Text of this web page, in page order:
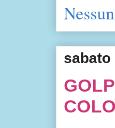
sabato